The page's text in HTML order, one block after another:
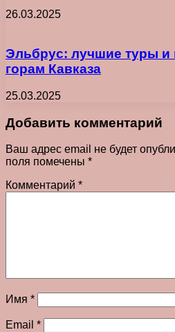
26.03.2025
Эльбрус: лучшие туры и
горам Кавказа
25.03.2025
Добавить комментарий
Ваш адрес email не будет
поля помечены *
Комментарий *
Имя *
Email *